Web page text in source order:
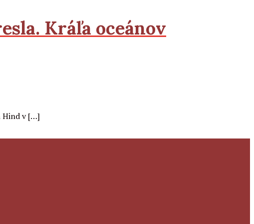
Kráľa oceánov
Hind v […]